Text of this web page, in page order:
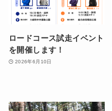
ロードコース試走イベント
を開催します！
2026年6月10日